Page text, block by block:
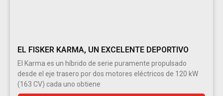
EL FISKER KARMA, UN EXCELENTE DEPORTIVO
El Karma es un híbrido de serie puramente propulsado
desde el eje trasero por dos motores eléctricos de 120 kW
(163 CV) cada uno obtiene